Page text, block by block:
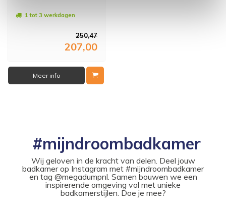
1 tot 3 werkdagen
250,47
207,00
Meer info
#mijndroombadkamer
Wij geloven in de kracht van delen. Deel jouw
badkamer op Instagram met #mijndroombadkamer
en tag @megadumpnl. Samen bouwen we een
inspirerende omgeving vol met unieke
badkamerstijlen. Doe je mee?